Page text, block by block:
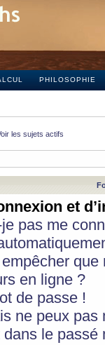
PHILOSOPHIE
les sujets actifs
et
pas me
en ligne ?
de passe !
ne peux pas
le